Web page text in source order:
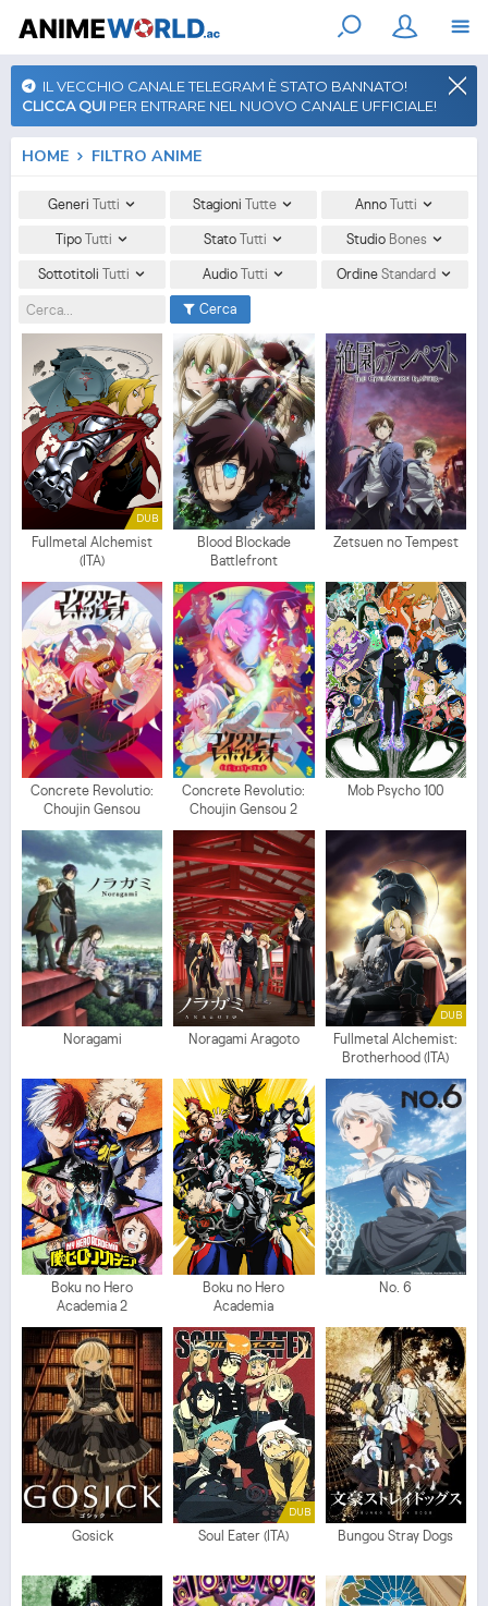
IL VECCHIO CANALE TELEGRAM È STATO BANNATO!
CLICCA QUI PER ENTRARE NEL NUOVO CANALE UFFICIALE!
HOME FILTRO ANIME
Generi Tutti StagioniTutte AnnoTutti
Tipo Tutti Stato Tutti Studio Bones
Sottotitoli Tutti Audio Tutti OrdineStandard
Cerca
DUB
Fullmetal Alchemist
(ITA)
Blood Blockade
Battlefront
Zetsuen no Tempest
Concrete Revolutio:
Choujin Gensou
Concrete Revolutio:
Choujin Gensou 2
Mob Psycho 100
Noragami Noragami Aragoto
DUB
Fullmetal Alchemist:
Brotherhood (ITA)
Boku no Hero
Academia 2
Boku no Hero
Academia
No. 6
Gosick
DUB
Soul Eater (ITA) Bungou Stray Dogs